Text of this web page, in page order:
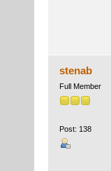
stenab
Full Member
Post: 138